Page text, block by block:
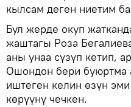
кылсам деген ниетим
Бул жерде окуп
жаштагы Роза
аны унаа сүзүп кетип,
Ошондон бери буюртма
иштеген келин өзүн
көрүүнү чечкен.